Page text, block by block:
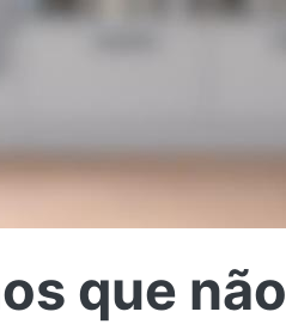
que não